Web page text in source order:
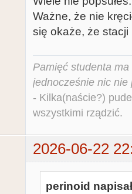
Ważne, że nie
się okaże, że stacji
Pamięć studenta
jednocześnie nic nie
- Kilka(naście?)
wszystkimi rządzić.
2026-06-22
perinoid